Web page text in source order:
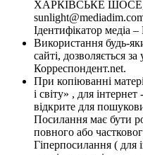
ХАРКІВСЬКЕ ШОСЕ,
Ідентифікатор медіа
Використання будь-
сайті, дозволяється
Корреспондент.net.
При копіюванні
і світу» , для
відкрите для
Посилання має бути
повного або
Гіперпосилання ( для